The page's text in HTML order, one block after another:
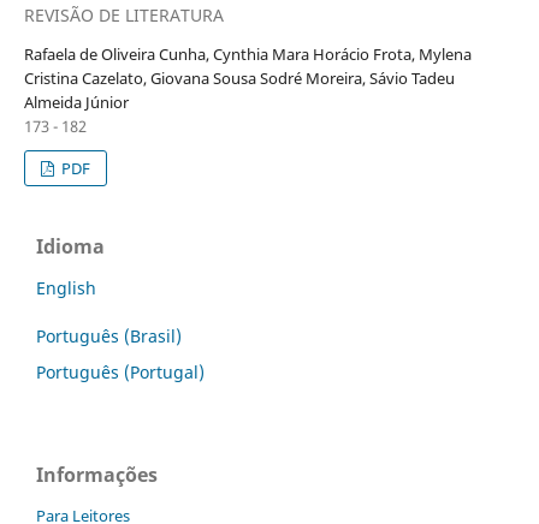
REVISÃO DE LITERATURA
Rafaela de Oliveira Cunha, Cynthia Mara Horácio Frota, Mylena
Cristina Cazelato, Giovana Sousa Sodré Moreira, Sávio Tadeu
Almeida Júnior
173 - 182
PDF
Idioma
English
Português (Brasil)
Português (Portugal)
Informações
Para Leitores